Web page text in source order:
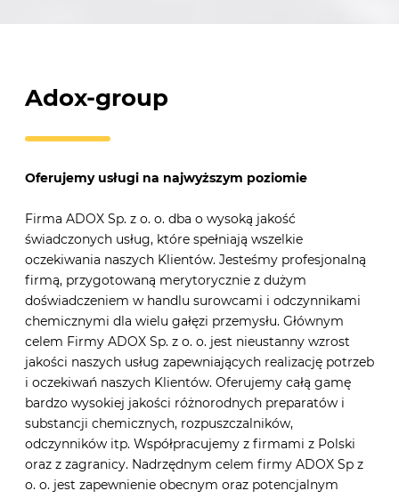
Adox-group
Oferujemy usługi na najwyższym poziomie
Firma ADOX Sp. z o. o. dba o wysoką jakość
świadczonych usług, które spełniają wszelkie
oczekiwania naszych Klientów. Jesteśmy profesjonalną
firmą, przygotowaną merytorycznie z dużym
doświadczeniem w handlu surowcami i odczynnikami
chemicznymi dla wielu gałęzi przemysłu. Głównym
celem Firmy ADOX Sp. z o. o. jest nieustanny wzrost
jakości naszych usług zapewniających realizację potrzeb
i oczekiwań naszych Klientów. Oferujemy całą gamę
bardzo wysokiej jakości różnorodnych preparatów i
substancji chemicznych, rozpuszczalników,
odczynników itp. Współpracujemy z firmami z Polski
oraz z zagranicy. Nadrzędnym celem firmy ADOX Sp z
o. o. jest zapewnienie obecnym oraz potencjalnym